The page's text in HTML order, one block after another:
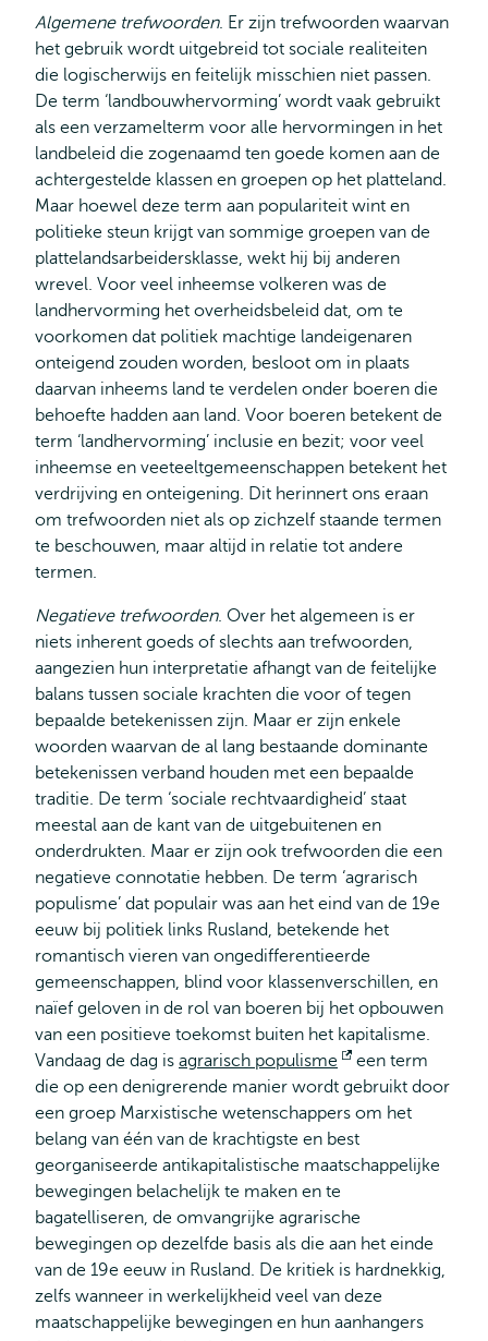
Algemene trefwoorden. Er zijn trefwoorden waarvan
het gebruik wordt uitgebreid tot sociale realiteiten
die logischerwijs en feitelijk misschien niet passen.
De term ‘landbouwhervorming’ wordt vaak gebruikt
als een verzamelterm voor alle hervormingen in het
landbeleid die zogenaamd ten goede komen aan de
achtergestelde klassen en groepen op het platteland.
Maar hoewel deze term aan populariteit wint en
politieke steun krijgt van sommige groepen van de
plattelandsarbeidersklasse, wekt hij bij anderen
wrevel. Voor veel inheemse volkeren was de
landhervorming het overheidsbeleid dat, om te
voorkomen dat politiek machtige landeigenaren
onteigend zouden worden, besloot om in plaats
daarvan inheems land te verdelen onder boeren die
behoefte hadden aan land. Voor boeren betekent de
term ‘landhervorming’ inclusie en bezit; voor veel
inheemse en veeteeltgemeenschappen betekent het
verdrijving en onteigening. Dit herinnert ons eraan
om trefwoorden niet als op zichzelf staande termen
te beschouwen, maar altijd in relatie tot andere
termen.
Negatieve trefwoorden. Over het algemeen is er
niets inherent goeds of slechts aan trefwoorden,
aangezien hun interpretatie afhangt van de feitelijke
balans tussen sociale krachten die voor of tegen
bepaalde betekenissen zijn. Maar er zijn enkele
woorden waarvan de al lang bestaande dominante
betekenissen verband houden met een bepaalde
traditie. De term ‘sociale rechtvaardigheid’ staat
meestal aan de kant van de uitgebuitenen en
onderdrukten. Maar er zijn ook trefwoorden die een
negatieve connotatie hebben. De term ‘agrarisch
populisme’ dat populair was aan het eind van de 19e
eeuw bij politiek links Rusland, betekende het
romantisch vieren van ongedifferentieerde
gemeenschappen, blind voor klassenverschillen, en
naïef geloven in de rol van boeren bij het opbouwen
van een positieve toekomst buiten het kapitalisme.
Vandaag de dag is agrarisch populisme
Opent
extern
een term
die op een denigrerende manier wordt gebruikt door
een groep Marxistische wetenschappers om het
belang van één van de krachtigste en best
georganiseerde antikapitalistische maatschappelijke
bewegingen belachelijk te maken en te
bagatelliseren, de omvangrijke agrarische
bewegingen op dezelfde basis als die aan het einde
van de 19e eeuw in Rusland. De kritiek is hardnekkig,
zelfs wanneer in werkelijkheid veel van deze
maatschappelijke bewegingen en hun aanhangers